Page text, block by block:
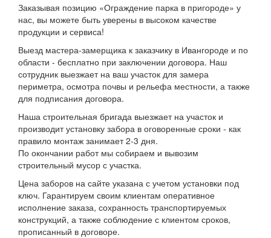
Заказывая позицию «Ограждение парка в пригороде» у
нас, вы можете быть уверены в высоком качестве
продукции и сервиса!
Выезд мастера-замерщика к заказчику в Ивангороде и по
области - бесплатно при заключении договора. Наш
сотрудник выезжает на ваш участок для замера
периметра, осмотра почвы и рельефа местности, а также
для подписания договора.
Наша строительная бригада выезжает на участок и
производит установку забора в оговоренные сроки - как
правило монтаж занимает 2-3 дня.
По окончании работ мы собираем и вывозим
строительный мусор с участка.
Цена заборов на сайте указана с учетом установки под
ключ. Гарантируем своим клиентам оперативное
исполнение заказа, сохранность транспортируемых
конструкций, а также соблюдение с клиентом сроков,
прописанный в договоре.